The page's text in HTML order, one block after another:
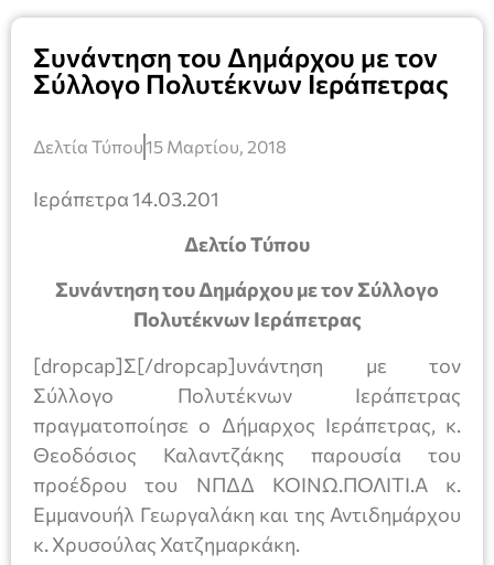
Συνάντηση του Δημάρχου με τον
Σύλλογο Πολυτέκνων Ιεράπετρας
Δελτία Τύπου15 Μαρτίου, 2018
Ιεράπετρα 14.03.201
Δελτίο Τύπου
Συνάντηση του Δημάρχου με τον Σύλλογο
Πολυτέκνων Ιεράπετρας
[dropcap]Σ[/dropcap]υνάντηση με τον
Σύλλογο Πολυτέκνων Ιεράπετρας
πραγματοποίησε ο Δήμαρχος Ιεράπετρας, κ.
Θεοδόσιος Καλαντζάκης παρουσία του
προέδρου του ΝΠΔΔ ΚΟΙΝΩ.ΠΟΛΙΤΙ.Α κ.
Εμμανουήλ Γεωργαλάκη και της Αντιδημάρχου
κ. Χρυσούλας Χατζημαρκάκη.